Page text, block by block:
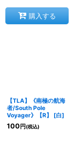
購入する
【TLA】《南極の航海
者/South Pole
Voyager》【R】
[白]
100 円 (税込)